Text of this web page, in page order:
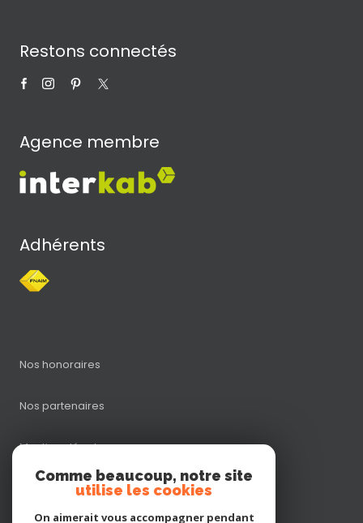
Restons connectés
Agence membre
Adhérents
Nos honoraires
Nos partenaires
Mentions légales
Comme beaucoup, notre site
utilise les cookies
On aimerait vous accompagner pendant